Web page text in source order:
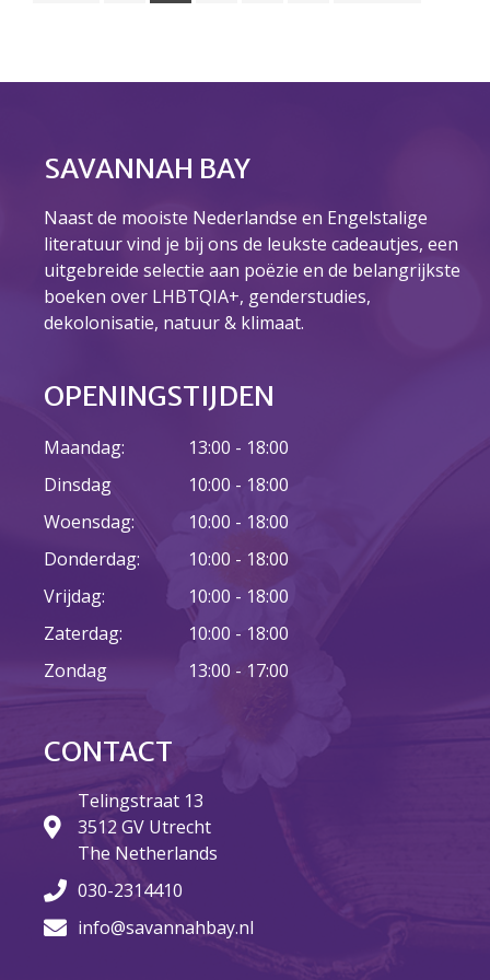
Het Team
Steun ons
Contact
Contact
Bestelformulier
23 augustus: Lazy Queer
Sunday
Financiële Administratie
SAVANNAH BAY
Naast de mooiste Nederlandse en Engelstalige
literatuur vind je bij ons de leukste cadeautjes, een
uitgebreide selectie aan poëzie en de belangrijkste
boeken over LHBTQIA+, genderstudies,
dekolonisatie, natuur & klimaat.
OPENINGSTIJDEN
Maandag:
Dinsdag
Woensdag:
Donderdag:
Vrijdag:
Zaterdag:
Zondag
13:00 - 18:00
10:00 - 18:00
10:00 - 18:00
10:00 - 18:00
10:00 - 18:00
10:00 - 18:00
13:00 - 17:00
CONTACT
Telingstraat 13
3512 GV Utrecht
The Netherlands
030-2314410
info@savannahbay.nl